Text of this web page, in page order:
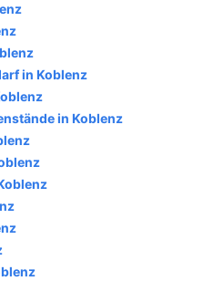
in Koblenz
in Koblenz